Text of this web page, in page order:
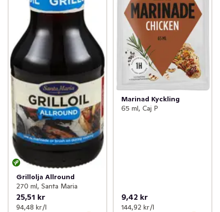
Grillolja Allround
270 ml, Santa Maria
25,51 kr
94,48 kr /l
Marinad Kyckling
65 ml, Caj P
9,42 kr
144,92 kr /l